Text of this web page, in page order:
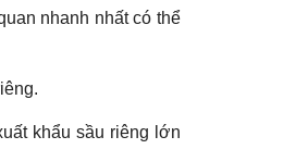
nhanh nhất có thể
khẩu sầu riêng lớn